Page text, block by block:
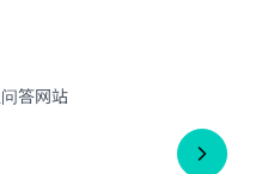
答网站